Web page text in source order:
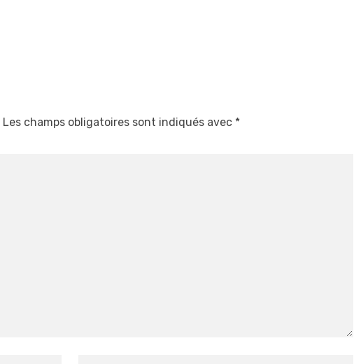
Les champs obligatoires sont indiqués avec *